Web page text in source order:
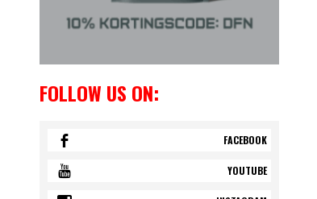
FOLLOW US ON:
FACEBOOK
YOUTUBE